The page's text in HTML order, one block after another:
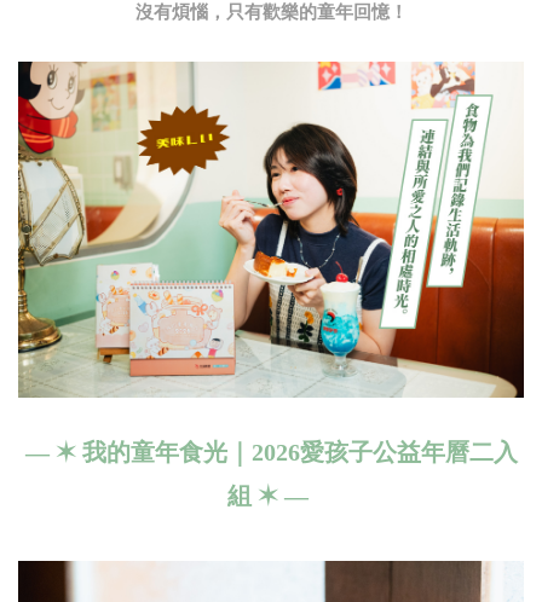
沒有煩惱，只有歡樂的童年回憶！
— ✶ 我的童年食光｜2026愛孩子公益年曆二入
組 ✶ —